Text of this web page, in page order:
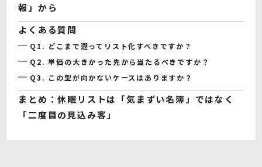
報」から
よくある質問
Q1. どこまで遡ってリスト化すべきですか？
Q2. 単価の大きかった先から当たるべきですか？
Q3. この型が向かないケースはありますか？
まとめ：休眠リストは「気まずい名簿」ではなく
「二度目の見込み客」